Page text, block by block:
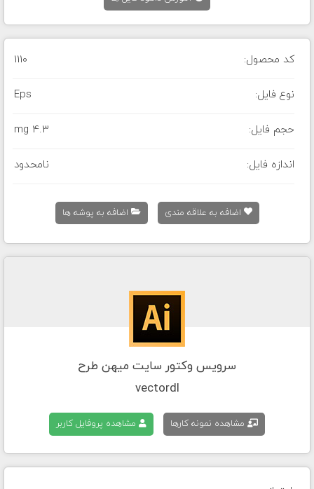
کد محصول: 1110
نوع فایل: Eps
حجم فایل: 4.3 mg
اندازه فایل: نامحدود
اضافه به علاقه مندی اضافه به پوشه ها
سرویس وکتور سایت میهن طرح
vectordl
مشاهده نمونه کارها مشاهده پروفایل کاربر